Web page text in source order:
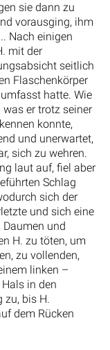
sie dann zu
vorausging, ihm
Nach einigen
mit der
seitlich
Flaschenkörper
hatte. Wie
er trotz seiner
konnte,
und unerwartet,
sich zu wehren.
laut auf, fiel aber
Schlag
sich der
und sich eine
und
H. zu töten, um
zu vollenden,
linken –
in den
zu, bis H.
dem Rücken